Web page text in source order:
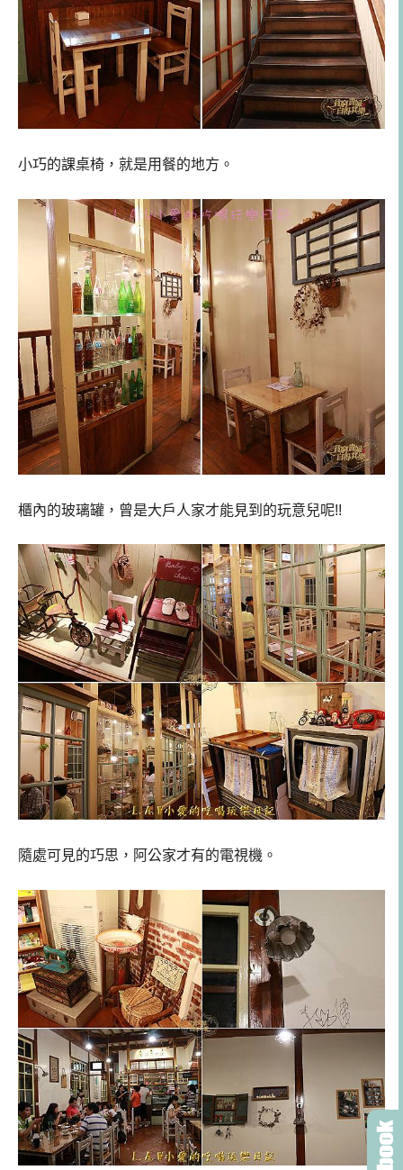
小巧的課桌椅，就是用餐的地方。
櫃內的玻璃罐，曾是大戶人家才能見到的玩意兒呢!!
隨處可見的巧思，阿公家才有的電視機。